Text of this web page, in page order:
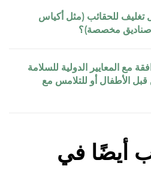
تغليف للحقائب (مثل أكياس
صناديق مخصصة)؟
مع المعايير الدولية للسلامة
قبل الأطفال أو للتلامس مع
أيضًا في